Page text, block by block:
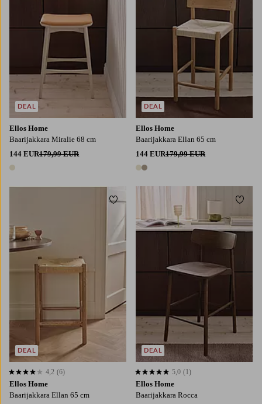
Ellos Home
Baarijakkara Miralie 68 cm
144 EUR179,99 EUR
1 väri
DEAL
Ellos Home
Baarijakkara Ellan 65 cm
144 EUR179,99 EUR
2 värejä
DEAL
Ellos Home
Baarijakkara Ellan 65 cm
4,2 perustuen 6 arvosanaan
4,2 (6)
DEAL
Lisää suosikkeihin
Ellos Home
Baarijakkara Rocca
5,0 perustuen 1 arvosanaan
5,0 (1)
DEAL